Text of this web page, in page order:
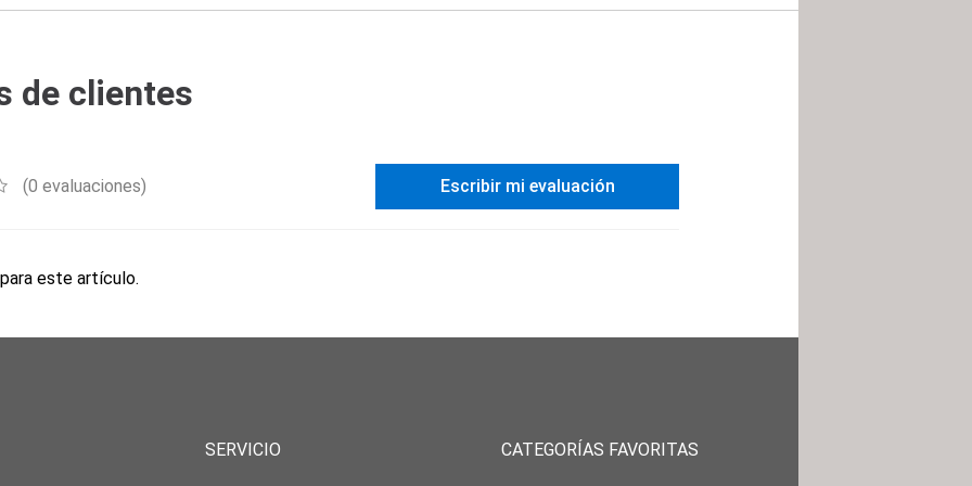
de clientes
(0 evaluaciones) Escribir mi evaluación
este artículo.
SERVICIO CATEGORÍAS FAVORITAS